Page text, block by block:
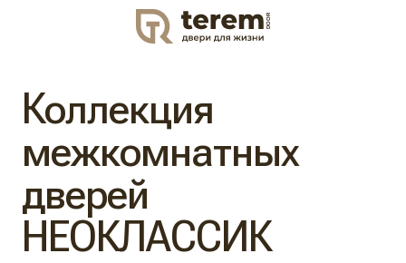
DOOR
Коллекция
межкомнатных
дверей
НЕОКЛАССИК